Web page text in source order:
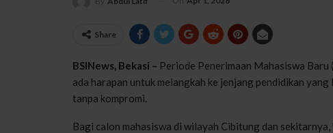
Share
BSINews, Bekasi – Periode Penerimaan Mahasiswa
ada harapan untuk melangkah ke jenjang pendidikan
tanpa kompromi.
Bagi calon mahasiswa di wilayah Cibitung dan